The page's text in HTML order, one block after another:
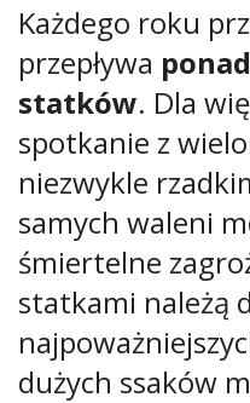
Każdego roku
przepływa
statków. Dla
spotkanie z
niezwykle
samych waleni
śmiertelne
statkami należą
dużych ssaków